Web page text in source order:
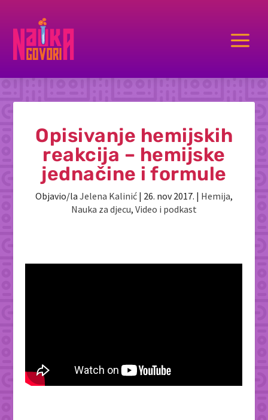
a
Opisivanje hemijskih
reakcija – hemijske
jednačine i formule
Objavio/la Jelena Kalinić | 26. nov 2017. | Hemija,
Nauka za djecu, Video i podkast